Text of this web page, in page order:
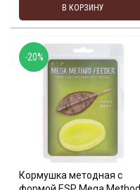
В КОРЗИНУ
Кормушка методная с
-20%